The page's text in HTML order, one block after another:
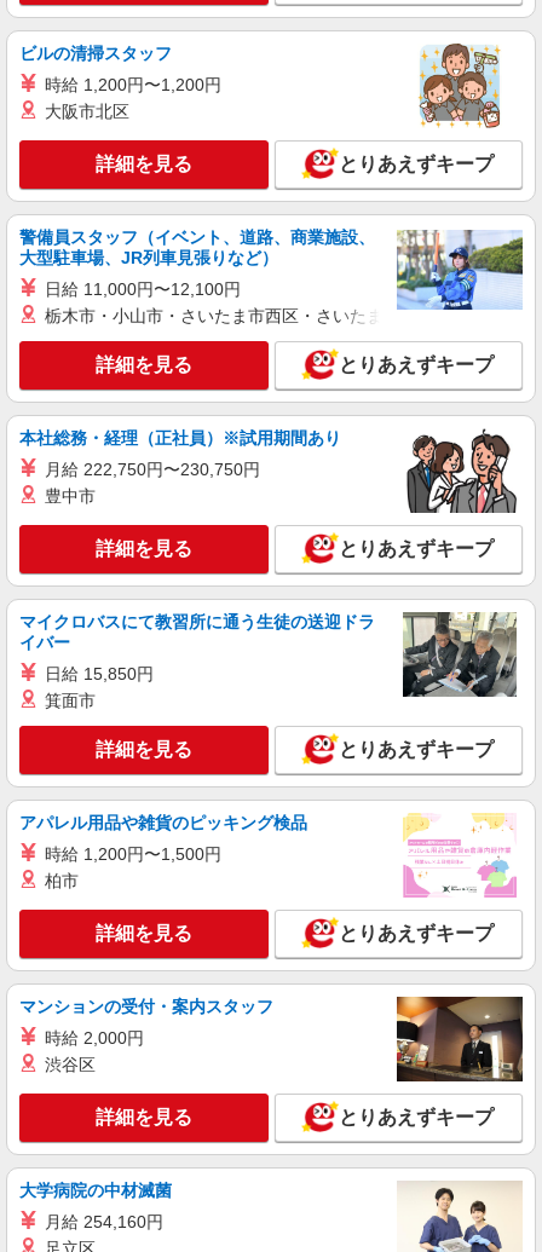
職業紹介
株式会社kotrio /●SW-S-2007220
*国立駅の就労支援施設＊未経験でも月給24万
円スタート！
【正社員】月給240,000〜400,000円 ・基本
30,000円 ・役職手当：10,000〜70,000円 ・処遇改
善手当：20,000〜60,000円（勤続年数、保有資格
により変動） ・固定残業手当：20,000円（10時
手当として別途支給 下記資格をお持ちの方歓迎 ・
認知症介護基礎研修 ・初任者研修 ・実務者研修
・介護福祉士 など
国立市
キープ 詳細を見る
株式会社kotrio /●SW-S-2007308
経験不問！ゼロからはじめる就労支援のパート
スタッフ☆国立駅
時給1500円〜 ※給与は資格・経験を考慮
◆交通費orガソリン代全額支給
国立市
詳細を見る
株式会社kotrio /●TC-H-1978167
＜国立駅＞障がい者支援員募集！≪面接なし
≫≪週3日OK≫
時給1600円〜2250円 ＜日払い有/週払い有/交
キープ 詳細を見る
ビルの清掃スタッフ
時給 1,200円〜1,200円
大阪市北区
詳細を見る とりあえずキープ
警備員スタッフ（イベント、道路、商業施設、
大型駐車場、JR列車見張りなど）
日給 11,000円〜12,100円
栃木市・小山市・さいたま市西区・さいたま市岩槻区・久喜市・
詳細を見る とりあえずキープ
本社総務・経理（正社員）※試用期間あり
月給 222,750円〜230,750円
豊中市
詳細を見る とりあえずキープ
マイクロバスにて教習所に通う生徒の送迎ドラ
イバー
日給 15,850円
箕面市
詳細を見る とりあえずキープ
アパレル用品や雑貨のピッキング検品
時給 1,200円〜1,500円
柏市
詳細を見る とりあえずキープ
マンションの受付・案内スタッフ
時給 2,000円
渋谷区
詳細を見る とりあえずキープ
大学病院の中材滅菌
月給 254,160円